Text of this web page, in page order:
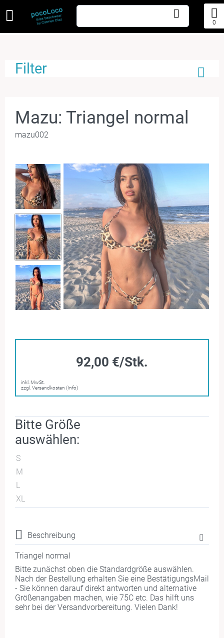
0
Filter
Mazu: Triangel normal
mazu002
92,00 €/Stk.
inkl. MwSt.
zzgl. Versandkosten (Info)
Bitte Größe
auswählen:
S
M
L
XL
Beschreibung
Triangel normal
Bitte zunächst oben die Standardgröße auswählen.
Nach der Bestellung erhalten Sie eine BestätigungsMail
- Sie können darauf direkt antworten und alternative
Größenangaben machen, wie 75C etc. Das hilft uns
sehr bei der Versandvorbereitung. Vielen Dank!